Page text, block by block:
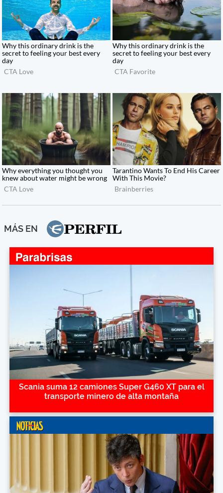
MÁS EN
Scania suma 12 camiones Super G460 XT para el
transporte minero de alta montaña